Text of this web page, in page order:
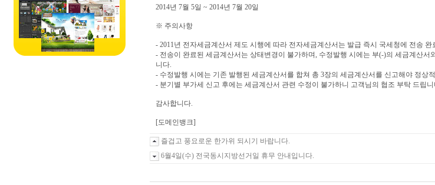
2014년 7월 5일 ~ 2014년 7월 20일
※ 주의사항
- 2011년 전자세금계산서 제도 시행에 따라 전자세금계산서는 발급 즉시 국세청에 전송 완
- 전송이 완료된 세금계산서는 상태변경이 불가하며, 수정발행 시에는 부(-)의 세금계산서
니다.
- 수정발행 시에는 기존 발행된 세금계산서를 합쳐 총 3장의 세금계산서를 신고해야 정상
- 분기별 부가세 신고 후에는 세금계산서 관련 수정이 불가하니 고객님의 협조 부탁 드립니
감사합니다.
[도메인뱅크]
즐겁고 풍요로운 한가위 되시기 바랍니다.
6월4일(수) 전국동시지방선거일 휴무 안내입니다.